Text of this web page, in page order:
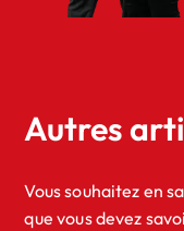
Autres
Vous souhaitez en
que vous devez